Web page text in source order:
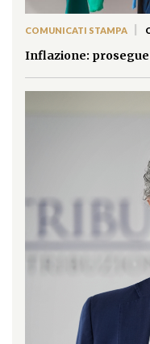
COMUNICATI STAMPA
Inflazione: